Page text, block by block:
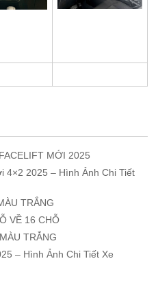
MỚI 2025
4×2 2025 – Hình Ảnh Chi Tiết
TRẮNG
VỀ 16 CHỖ
TRẮNG
– Hình Ảnh Chi Tiết Xe